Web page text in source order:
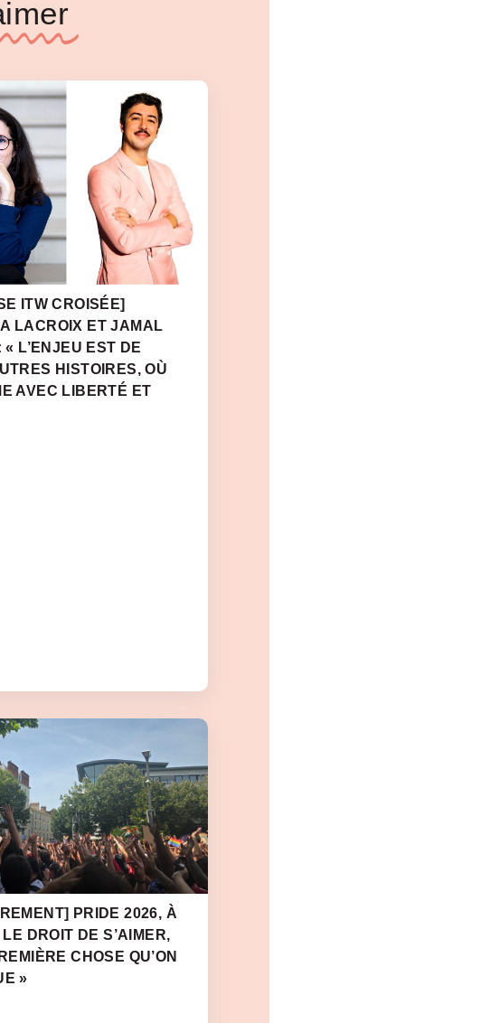
ITW CROISÉE]
LACROIX ET JAMAL
L’ENJEU EST DE
HISTOIRES, OÙ
AVEC LIBERTÉ ET
PRIDE 2026, À
DROIT DE S’AIMER,
CHOSE QU’ON
»